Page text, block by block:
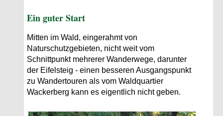
Ein guter Start
Mitten im Wald, eingerahmt von
Naturschutzgebieten, nicht weit vom
Schnittpunkt mehrerer Wanderwege, darunter
der Eifelsteig - einen besseren Ausgangspunkt
zu Wandertouren als vom Waldquartier
Wackerberg kann es eigentlich nicht geben.